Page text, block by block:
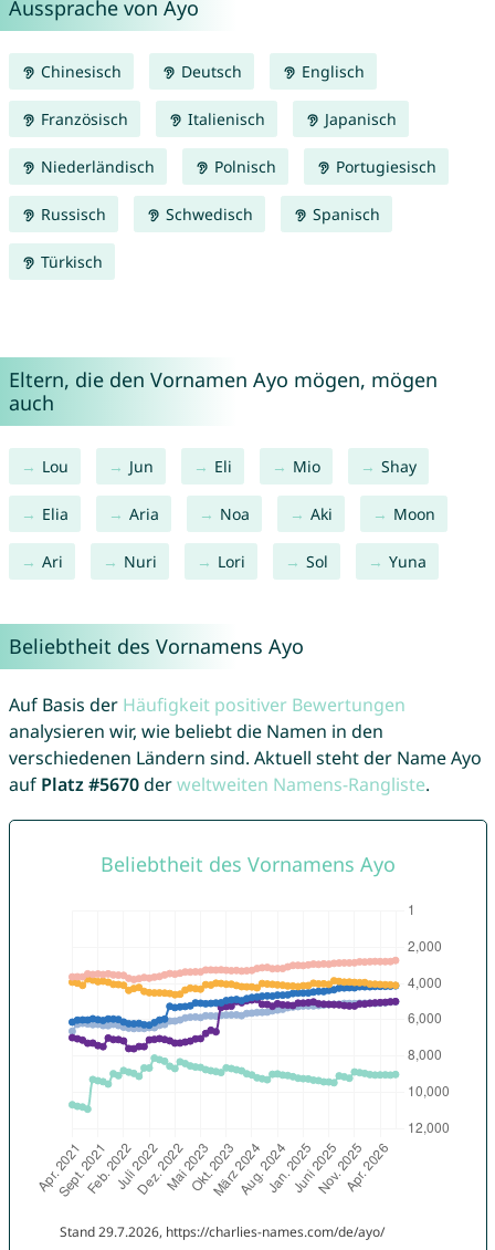
Aussprache von Ayo
Chinesisch Deutsch Englisch
Französisch Italienisch Japanisch
Niederländisch Polnisch Portugiesisch
Russisch Schwedisch Spanisch
Türkisch
Eltern, die den Vornamen Ayo mögen, mögen
auch
Lou Jun Eli Mio Shay
Elia Aria Noa Aki Moon
Ari Nuri Lori Sol Yuna
Beliebtheit des Vornamens Ayo
Auf Basis der Häufigkeit positiver Bewertungen
analysieren wir, wie beliebt die Namen in den
verschiedenen Ländern sind. Aktuell steht der Name Ayo
auf Platz #5670derweltweiten Namens-Rangliste.